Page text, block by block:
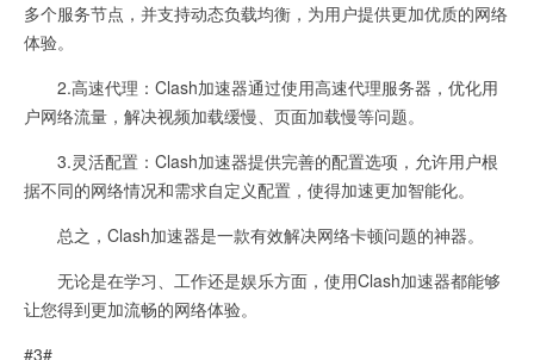
多个服务节点，并支持动态负载均衡，为用户提供更加优质的网络
体验。
2.高速代理：Clash加速器通过使用高速代理服务器，优化用
户网络流量，解决视频加载缓慢、页面加载慢等问题。
3.灵活配置：Clash加速器提供完善的配置选项，允许用户根
据不同的网络情况和需求自定义配置，使得加速更加智能化。
总之，Clash加速器是一款有效解决网络卡顿问题的神器。
无论是在学习、工作还是娱乐方面，使用Clash加速器都能够
让您得到更加流畅的网络体验。
#3#